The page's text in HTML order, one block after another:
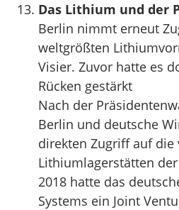
Das Lithium und der
Berlin nimmt erneut
weltgrößten
Visier. Zuvor hatte es
Rücken gestärkt
Nach der
Berlin und deutsche
direkten Zugriff auf
Lithiumlagerstätten
2018 hatte das
Systems ein Joint